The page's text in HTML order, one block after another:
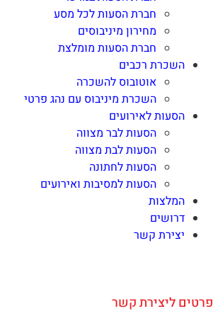
חברת הסעות לכל מסע
מחירון מיניבוסים
חברת הסעות מומלצת
השכרת רכבים
אוטובוס להשכרה
השכרת מיניבוס עם נהג פרטי
הסעות לאירועים
הסעות לבר מצווה
הסעות לבת מצווה
הסעות לחתונה
הסעות למסיבות ואירועים
המלצות
דרושים
יצירת קשר
פרטים ליצירת קשר